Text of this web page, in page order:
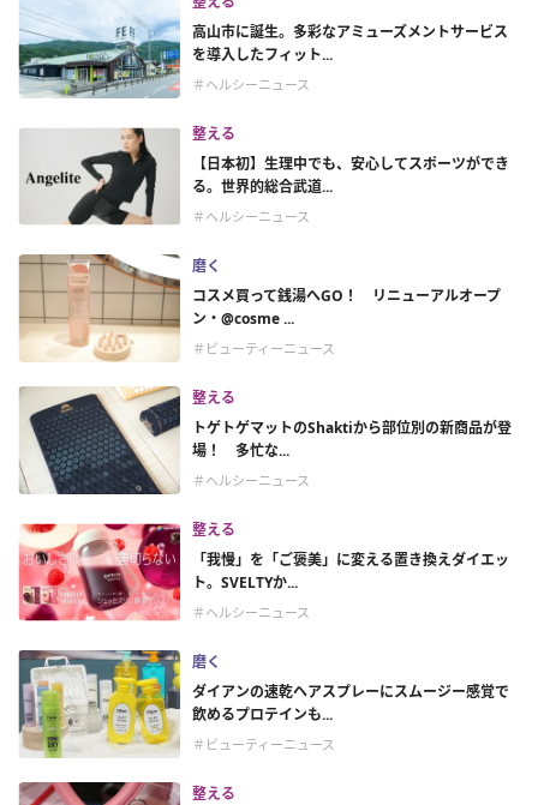
高山市に誕生。多彩なアミューズメントサービス
を導入したフィット...
＃ヘルシーニュース
整える
【日本初】生理中でも、安心してスポーツができ
る。世界的総合武道...
＃ヘルシーニュース
磨く
コスメ買って銭湯へGO！ リニューアルオープ
ン・@cosme ...
＃ビューティーニュース
整える
トゲトゲマットのShaktiから部位別の新商品が登
場！ 多忙な...
＃ヘルシーニュース
整える
「我慢」を「ご褒美」に変える置き換えダイエッ
ト。SVELTYか...
＃ヘルシーニュース
磨く
ダイアンの速乾ヘアスプレーにスムージー感覚で
飲めるプロテインも...
＃ビューティーニュース
整える